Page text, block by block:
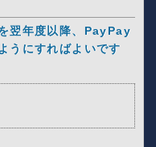
翌年度以降、PayPay
うにすればよいです